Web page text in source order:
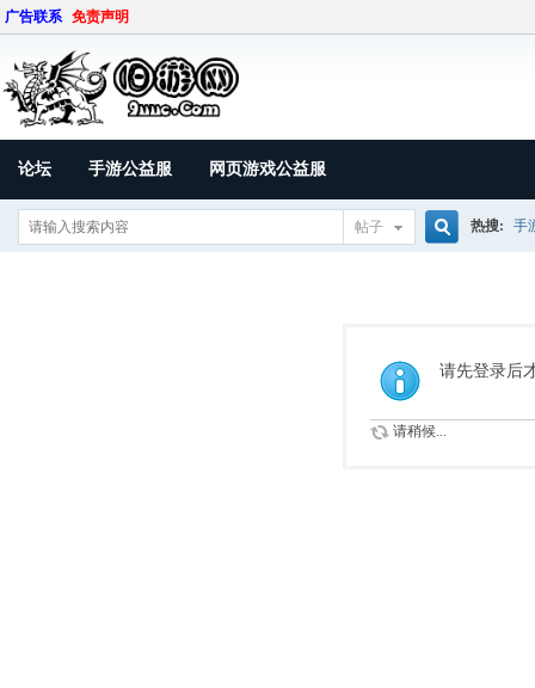
广告联系 免责声明
论坛 手游公益服 网页游戏公益服
帖子 热搜: 手
请先登录后
请稍候...